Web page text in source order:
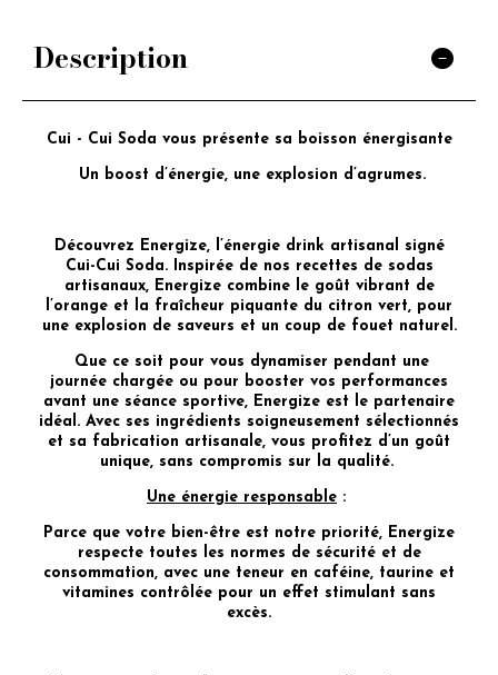
Description
Cui - Cui Soda vous présente sa boisson énergisante
Un boost d’énergie, une explosion d’agrumes.
Découvrez Energize, l’énergie drink artisanal signé
Cui-Cui Soda. Inspirée de nos recettes de sodas
artisanaux, Energize combine le goût vibrant de
l’orange et la fraîcheur piquante du citron vert, pour
une explosion de saveurs et un coup de fouet naturel.
Que ce soit pour vous dynamiser pendant une
journée chargée ou pour booster vos performances
avant une séance sportive, Energize est le partenaire
idéal. Avec ses ingrédients soigneusement sélectionnés
et sa fabrication artisanale, vous profitez d’un goût
unique, sans compromis sur la qualité.
Une énergie responsable :
Parce que votre bien-être est notre priorité, Energize
respecte toutes les normes de sécurité et de
consommation, avec une teneur en caféine, taurine et
vitamines contrôlée pour un effet stimulant sans
excès.